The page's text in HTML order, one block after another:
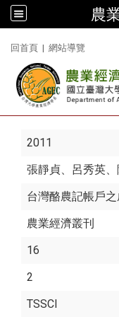
農
回首頁 | 網站導覽
2011
張靜貞、呂秀英
台灣酪農記帳戶
農業經濟叢刊
16
2
TSSCI